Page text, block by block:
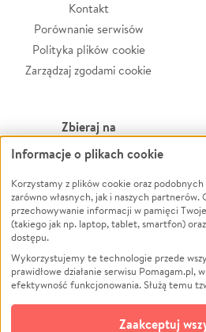
Kontakt
Porównanie serwisów
Polityka plików cookie
Zarządzaj zgodami cookie
Zbieraj na
Leczenie
Zwierzęta
Pożar
Ukraina
Pomoc Finansowa
Projekty
Pogrzeb
Społeczność lokalna
Informacje o plikach cookie
Korzystamy z plików cookie oraz
zarówno własnych, jak i naszych
przechowywanie informacji w pamięci
(takiego jak np. laptop, tablet, smartfon)
dostępu.
Wykorzystujemy te technologie przede
prawidłowe działanie serwisu Pomagam.pl,
efektywność funkcjonowania. Służą temu
opcjonalnych plików
Zaakceptuj